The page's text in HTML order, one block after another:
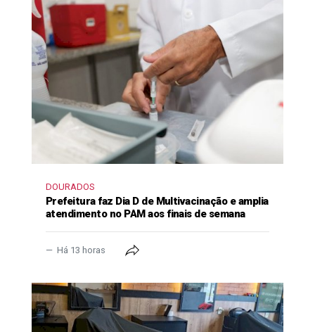
DOURADOS
Prefeitura faz Dia D de Multivacinação e amplia
atendimento no PAM aos finais de semana
Há 13 horas